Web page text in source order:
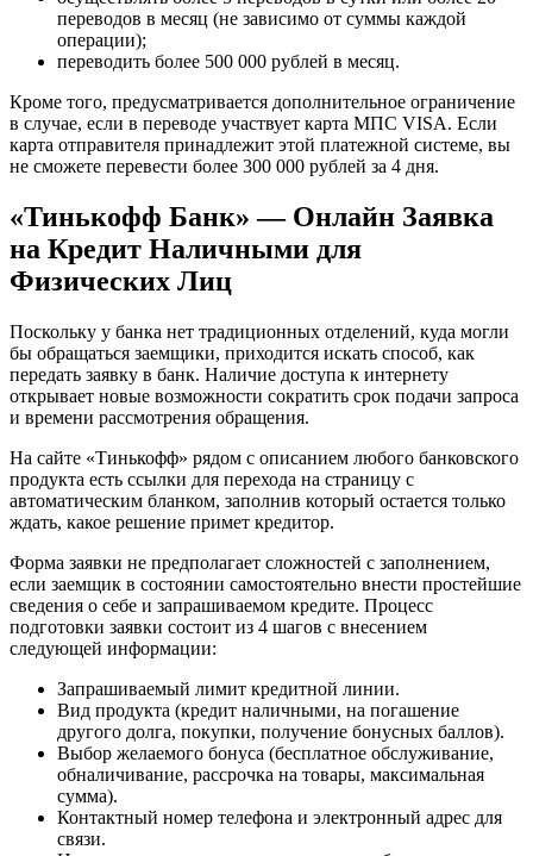
переводов в месяц (не зависимо от суммы каждой
операции);
переводить более 500 000 рублей в месяц.
Кроме того, предусматривается дополнительное ограничение
в случае, если в переводе участвует карта МПС VISA. Если
карта отправителя принадлежит этой платежной системе, вы
не сможете перевести более 300 000 рублей за 4 дня.
«Тинькофф Банк» — Онлайн Заявка
на Кредит Наличными для
Физических Лиц
Поскольку у банка нет традиционных отделений, куда могли
бы обращаться заемщики, приходится искать способ, как
передать заявку в банк. Наличие доступа к интернету
открывает новые возможности сократить срок подачи запроса
и времени рассмотрения обращения.
На сайте «Тинькофф» рядом с описанием любого банковского
продукта есть ссылки для перехода на страницу с
автоматическим бланком, заполнив который остается только
ждать, какое решение примет кредитор.
Форма заявки не предполагает сложностей с заполнением,
если заемщик в состоянии самостоятельно внести простейшие
сведения о себе и запрашиваемом кредите. Процесс
подготовки заявки состоит из 4 шагов с внесением
следующей информации:
Запрашиваемый лимит кредитной линии.
Вид продукта (кредит наличными, на погашение
другого долга, покупки, получение бонусных баллов).
Выбор желаемого бонуса (бесплатное обслуживание,
обналичивание, рассрочка на товары, максимальная
сумма).
Контактный номер телефона и электронный адрес для
связи.